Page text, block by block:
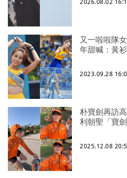
2026.08.02
又一啦啦隊
年甜喊：黃
2023.09.28
朴寶劍再訪
利朝聖「寶
2025.12.08